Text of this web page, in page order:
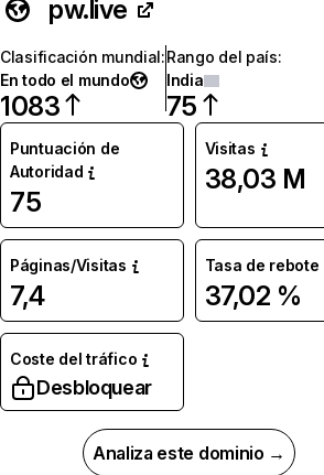
pw.live
Clasificación mundial:
En todo el mundo
1083
Rango del país:
India
75
Puntuación de
Autoridad
75
Visitas
38,03 M
Páginas/Visitas
7,4
Tasa de rebote
37,02 %
Coste del tráfico
Desbloquear
Analiza este dominio →